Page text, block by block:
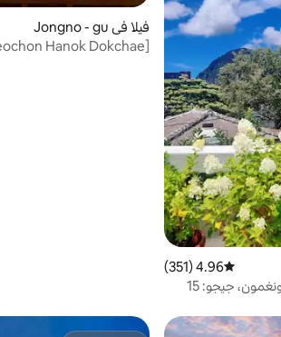
متوسط التقييم 4.96 من 5، 351 مراجعات
4.96 (351)
55متر مربع/رحلة عائلية/جونغمون، جيجو: 15
فيلا في Jongno - gu